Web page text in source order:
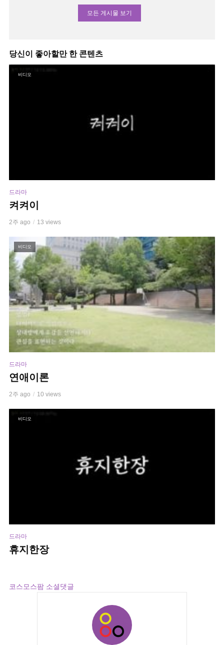
모든 게시물 보기
당신이 좋아할만 한 콘텐츠
비디오
드라마
켜켜이
2주 ago 13 views
비디오
드라마
연애이론
2주 ago 10 views
비디오
드라마
휴지한장
코스모스팜 소셜댓글